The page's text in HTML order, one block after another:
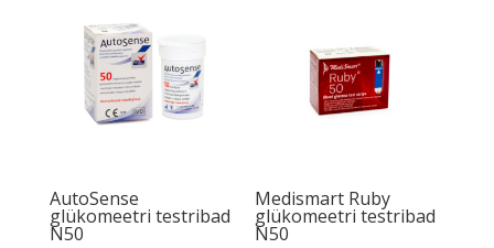
AutoSense
glükomeetri testribad
N50
Medismart Ruby
glükomeetri testribad
N50